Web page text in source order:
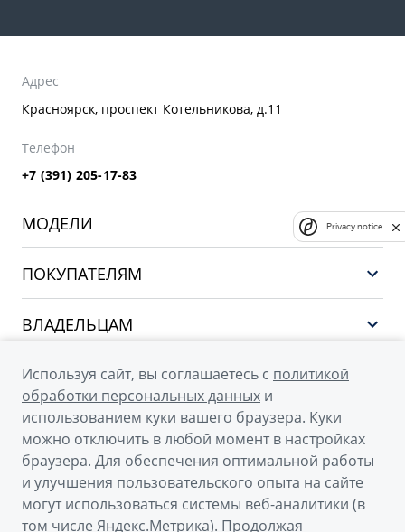
Адрес
Красноярск, проспект Котельникова, д.11
Телефон
+7 (391) 205-17-83
МОДЕЛИ
EX5
CITYRAY
ATLAS
OKAVANGO
MONJARO
Архивные модели
ПОКУПАТЕЛЯМ
Финансы и услуги
ВЛАДЕЛЬЦАМ
Поддержка
О КОМПАНИИ
О бренде GEELY
О дилерском центре
Новости
Наша команда
© 2026
Официальный сайт Geely в России
Используя сайт, вы соглашаетесь с политикой
обработки персональных данных и
использованием куки вашего браузера. Куки
можно отключить в любой момент в настройках
браузера. Для обеспечения оптимальной работы
и улучшения пользовательского опыта на сайте
могут использоваться системы веб-аналитики (в
том числе Яндекс.Метрика). Продолжая
Privacy notice